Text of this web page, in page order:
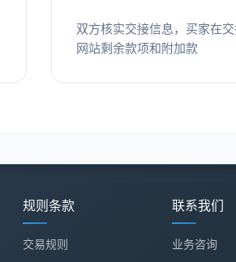
双方核实交接信息，买家在
网站剩余款项和附加款
规则条款
交易规则
联系我们
业务咨询